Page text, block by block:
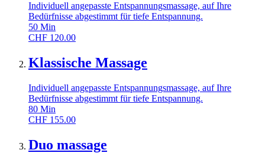
Individuell angepasste Entspannungsmassage, auf Ihre
Bedürfnisse abgestimmt für tiefe Entspannung.
50 Min
CHF 120.00
Klassische Massage
Individuell angepasste Entspannungsmassage, auf Ihre
Bedürfnisse abgestimmt für tiefe Entspannung.
80 Min
CHF 155.00
Duo massage